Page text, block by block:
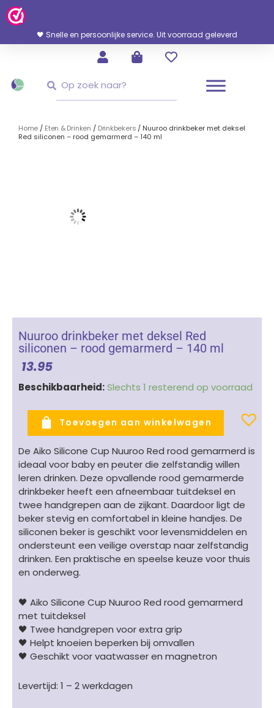
Ga
Naar
Inhoud
🖤 Snelle en persoonlijke service. Uit voorraad geleverd
Home / Eten & Drinken / Drinkbekers / Nuuroo drinkbeker met deksel
Red siliconen – rood gemarmerd – 140 ml
Nuuroo drinkbeker met deksel Red
siliconen – rood gemarmerd – 140 ml
13.95
Beschikbaarheid:Slechts 1 resterend op voorraad
Nuuroo
met
deksel
siliconen
-
rood
gemarmerd
-
140
ml
aantal
Toevoegen aan winkelwagen
De Aiko Silicone Cup Nuuroo Red rood gemarmerd is
ideaal voor baby en peuter die zelfstandig willen
leren drinken. Deze opvallende rood gemarmerde
drinkbeker heeft een afneembaar tuitdeksel en
twee handgrepen aan de zijkant. Daardoor ligt de
beker stevig en comfortabel in kleine handjes. De
siliconen beker is geschikt voor levensmiddelen en
ondersteunt een veilige overstap naar zelfstandig
drinken. Een praktische en speelse keuze voor thuis
en onderweg.
🖤 Aiko Silicone Cup Nuuroo Red rood gemarmerd
met tuitdeksel
🖤 Twee handgrepen voor extra grip
🖤 Helpt knoeien beperken bij omvallen
🖤 Geschikt voor vaatwasser en magnetron
Levertijd: 1 – 2 werkdagen